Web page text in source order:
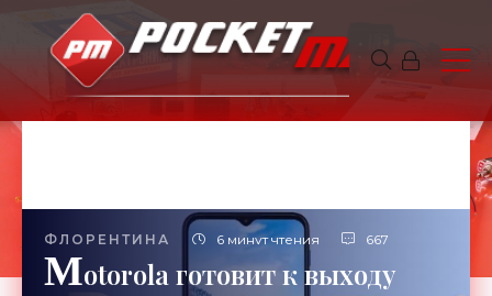
ФЛОРЕНТИНА 6 минут чтения 667
Motorola готовит к выходу